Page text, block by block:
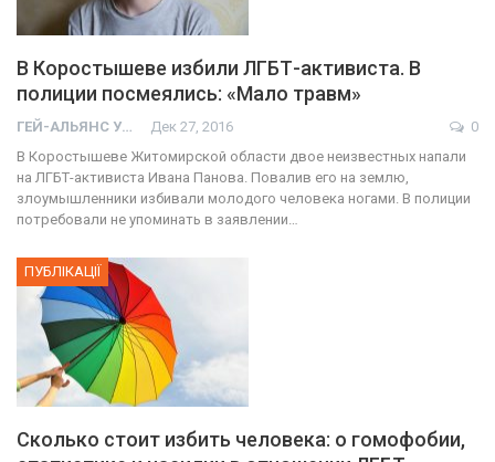
В Коростышеве избили ЛГБТ-активиста. В
полиции посмеялись: «Мало травм»
ГЕЙ-АЛЬЯНС УКРАИНА Дек 27, 2016
0
В Коростышеве Житомирской области двое неизвестных напали
на ЛГБТ-активиста Ивана Панова. Повалив его на землю,
злоумышленники избивали молодого человека ногами. В полиции
потребовали не упоминать в заявлении…
ПУБЛІКАЦІЇ
Сколько стоит избить человека: о гомофобии,